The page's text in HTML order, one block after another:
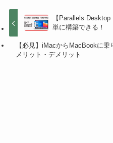
【Parallels
単に構築できる！
【必見】iMacからMacBookに
メリット・デメリット